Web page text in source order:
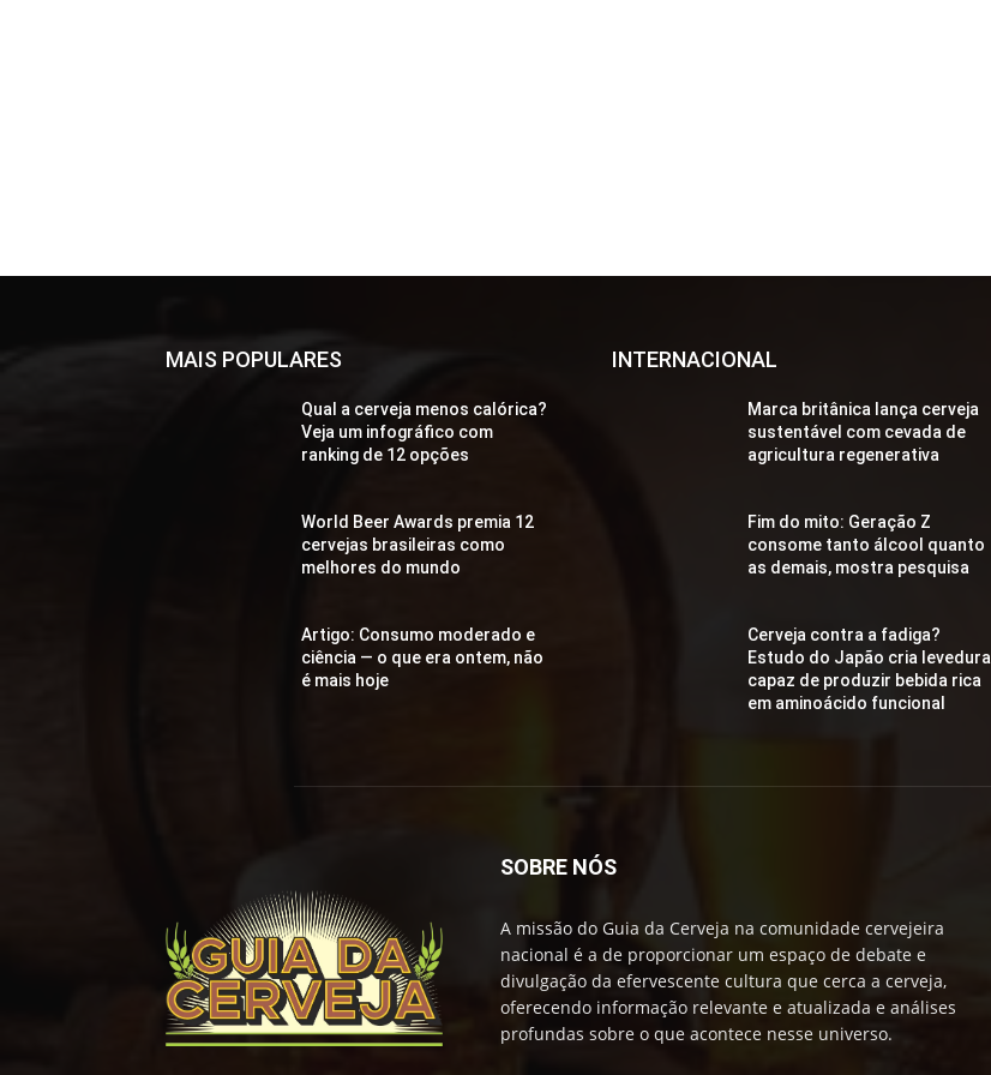
MAIS POPULARES
Qual a cerveja menos calórica?
Veja um infográfico com
ranking de 12 opções
World Beer Awards premia 12
cervejas brasileiras como
melhores do mundo
Artigo: Consumo moderado e
ciência — o que era ontem, não
é mais hoje
INTERNACIONAL
Marca britânica lança cerveja
sustentável com cevada de
agricultura regenerativa
Fim do mito: Geração Z
consome tanto álcool quanto
as demais, mostra pesquisa
Cerveja contra a fadiga?
Estudo do Japão cria levedura
capaz de produzir bebida rica
em aminoácido funcional
SOBRE NÓS
A missão do Guia da Cerveja na comunidade cervejeira
nacional é a de proporcionar um espaço de debate e
divulgação da efervescente cultura que cerca a cerveja,
oferecendo informação relevante e atualizada e análises
profundas sobre o que acontece nesse universo.